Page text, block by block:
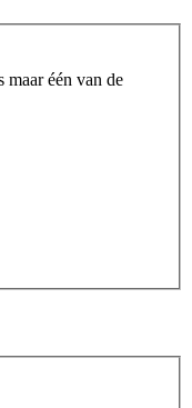
maar één van de